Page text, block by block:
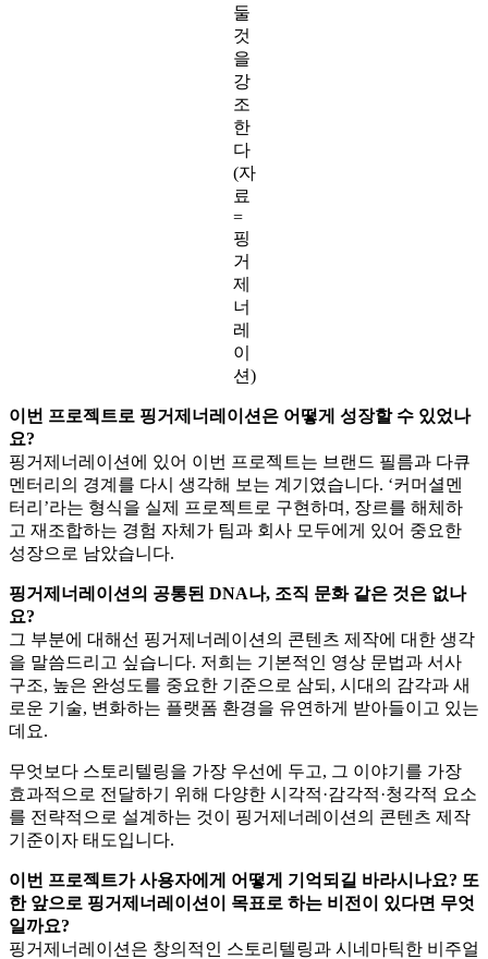
둘
것
을
강
조
한
다
(자
료
=
핑
거
제
너
레
이
션)
이번 프로젝트로 핑거제너레이션은 어떻게 성장할 수 있었나
요?
핑거제너레이션에 있어 이번 프로젝트는 브랜드 필름과 다큐
멘터리의 경계를 다시 생각해 보는 계기였습니다. ‘커머셜멘
터리’라는 형식을 실제 프로젝트로 구현하며, 장르를 해체하
고 재조합하는 경험 자체가 팀과 회사 모두에게 있어 중요한
성장으로 남았습니다.
핑거제너레이션의 공통된 DNA나, 조직 문화 같은 것은 없나
요?
그 부분에 대해선 핑거제너레이션의 콘텐츠 제작에 대한 생각
을 말씀드리고 싶습니다. 저희는 기본적인 영상 문법과 서사
구조, 높은 완성도를 중요한 기준으로 삼되, 시대의 감각과 새
로운 기술, 변화하는 플랫폼 환경을 유연하게 받아들이고 있는
데요.
무엇보다 스토리텔링을 가장 우선에 두고, 그 이야기를 가장
효과적으로 전달하기 위해 다양한 시각적·감각적·청각적 요소
를 전략적으로 설계하는 것이 핑거제너레이션의 콘텐츠 제작
기준이자 태도입니다.
이번 프로젝트가 사용자에게 어떻게 기억되길 바라시나요? 또
한 앞으로 핑거제너레이션이 목표로 하는 비전이 있다면 무엇
일까요?
핑거제너레이션은 창의적인 스토리텔링과 시네마틱한 비주얼